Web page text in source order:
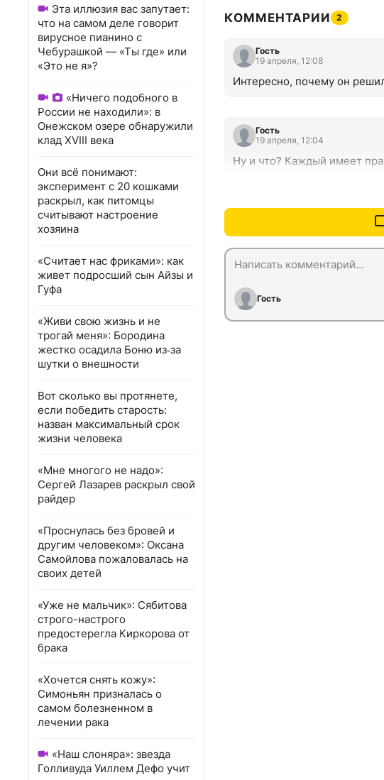
Эта иллюзия вас запутает:
что на самом деле говорит
вирусное пианино с
Чебурашкой — «Ты где» или
«Это не я»?
«Ничего подобного в
России не находили»: в
Онежском озере обнаружили
клад XVIII века
Они всё понимают:
эксперимент с 20 кошками
раскрыл, как питомцы
считывают настроение
хозяина
«Считает нас фриками»: как
живет подросший сын Айзы и
Гуфа
«Живи свою жизнь и не
трогай меня»: Бородина
жестко осадила Боню из‑за
шутки о внешности
Вот сколько вы протянете,
если победить старость:
назван максимальный срок
жизни человека
«Мне многого не надо»:
Сергей Лазарев раскрыл свой
райдер
«Проснулась без бровей и
другим человеком»: Оксана
Самойлова пожаловалась на
своих детей
«Уже не мальчик»: Сябитова
строго-настрого
предостерегла Киркорова от
брака
«Хочется снять кожу»:
Симоньян призналась о
самом болезненном в
лечении рака
«Наш слоняра»: звезда
Голливуда Уиллем Дефо учит
КОММЕНТАРИИ 2
Гость
19 апреля, 12:08
Интересно, почему он
Гость
19 апреля, 12:04
Ну и что? Каждый имеет
Гость